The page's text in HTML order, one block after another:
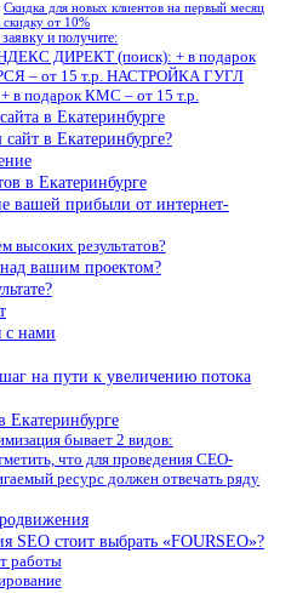
Скидка для новых клиентов на первый месяц
от 10%
заявку и получите:
ДИРЕКТ (поиск): + в подарок
РСЯ – от 15 т.р. НАСТРОЙКА ГУГЛ
подарок КМС – от 15 т.р.
в Екатеринбурге
в Екатеринбурге?
в Екатеринбурге
вашей прибыли от интернет-
высоких результатов?
вашим проектом?
с нами
на пути к увеличению потока
Екатеринбурге
бывает 2 видов:
что для проведения СЕО-
ресурс должен отвечать ряду
SEO стоит выбрать «FOURSEO»?
работы